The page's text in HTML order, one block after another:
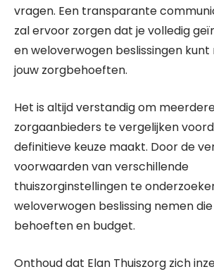
vragen. Een transparante
zal ervoor zorgen dat je volledig
en weloverwogen beslissingen
jouw zorgbehoeften.
Het is altijd verstandig om
zorgaanbieders te vergelijken
definitieve keuze maakt. Door de
voorwaarden van verschillende
thuiszorginstellingen te
weloverwogen beslissing nemen
behoeften en budget.
Onthoud dat Elan Thuiszorg zich